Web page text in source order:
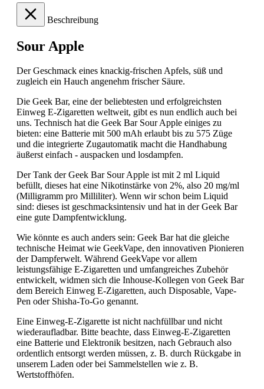
Beschreibung
Sour Apple
Der Geschmack eines knackig-frischen Apfels, süß und
zugleich ein Hauch angenehm frischer Säure.
Die Geek Bar, eine der beliebtesten und erfolgreichsten
Einweg E-Zigaretten weltweit, gibt es nun endlich auch bei
uns. Technisch hat die Geek Bar Sour Apple einiges zu
bieten: eine Batterie mit 500 mAh erlaubt bis zu 575 Züge
und die integrierte Zugautomatik macht die Handhabung
äußerst einfach - auspacken und losdampfen.
Der Tank der Geek Bar Sour Apple ist mit 2 ml Liquid
befüllt, dieses hat eine Nikotinstärke von 2%, also 20 mg/ml
(Milligramm pro Milliliter). Wenn wir schon beim Liquid
sind: dieses ist geschmacksintensiv und hat in der Geek Bar
eine gute Dampfentwicklung.
Wie könnte es auch anders sein: Geek Bar hat die gleiche
technische Heimat wie GeekVape, den innovativen Pionieren
der Dampferwelt. Während GeekVape vor allem
leistungsfähige E-Zigaretten und umfangreiches Zubehör
entwickelt, widmen sich die Inhouse-Kollegen von Geek Bar
dem Bereich Einweg E-Zigaretten, auch Disposable, Vape-
Pen oder Shisha-To-Go genannt.
Eine Einweg-E-Zigarette ist nicht nachfüllbar und nicht
wiederaufladbar. Bitte beachte, dass Einweg-E-Zigaretten
eine Batterie und Elektronik besitzen, nach Gebrauch also
ordentlich entsorgt werden müssen, z. B. durch Rückgabe in
unserem Laden oder bei Sammelstellen wie z. B.
Wertstoffhöfen.